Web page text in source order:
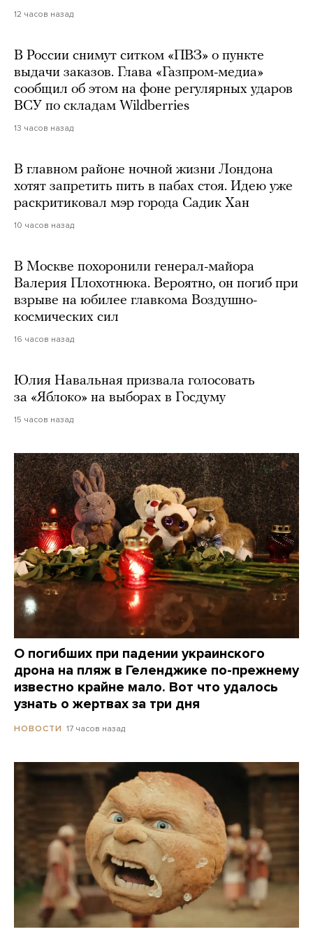
12 часов назад
В России снимут ситком «ПВЗ» о пункте
выдачи заказов. Глава «Газпром-медиа»
сообщил об этом на фоне регулярных ударов
ВСУ по складам Wildberries
13 часов назад
В главном районе ночной жизни Лондона
хотят запретить пить в пабах стоя. Идею уже
раскритиковал мэр города Садик Хан
10 часов назад
В Москве похоронили генерал-майора
Валерия Плохотнюка. Вероятно, он погиб при
взрыве на юбилее главкома Воздушно-
космических сил
16 часов назад
Юлия Навальная призвала голосовать
за «Яблоко» на выборах в Госдуму
15 часов назад
О погибших при падении украинского
дрона на пляж в Геленджике по-прежнему
известно крайне мало. Вот что удалось
узнать о жертвах за три дня
НОВОСТИ 17 часов назад